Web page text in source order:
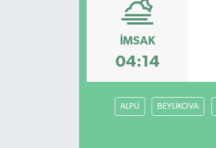
İMSAK
04:14
ALPU BEYLİKOVA